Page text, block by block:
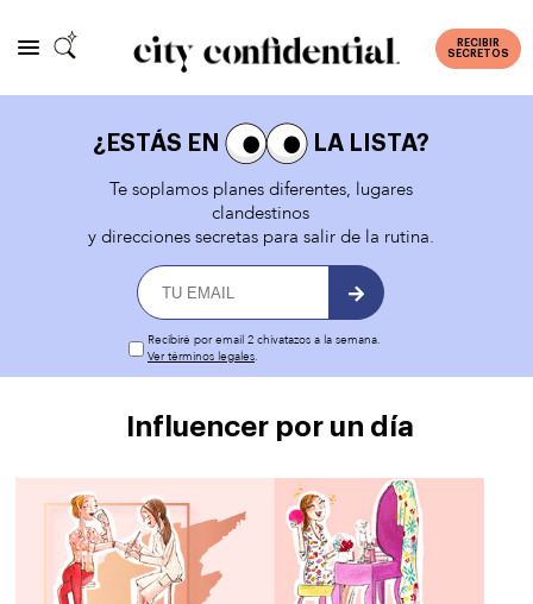
RECIBIR
SECRETOS
¿ESTÁS EN
LA LISTA?
Te soplamos planes diferentes, lugares
clandestinos
y direcciones secretas para salir de la rutina.
Recibiré por email 2 chivatazos a la semana.
Ver términos legales.
Influencer por un día